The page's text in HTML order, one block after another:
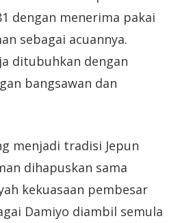
dengan menerima pakai
sebagai acuannya.
ditubuhkan dengan
bangsawan dan
menjadi tradisi Jepun
dihapuskan sama
kekuasaan pembesar
Damiyo diambil semula